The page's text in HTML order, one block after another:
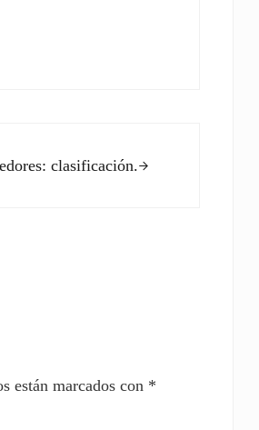
clasificación.
están marcados con *